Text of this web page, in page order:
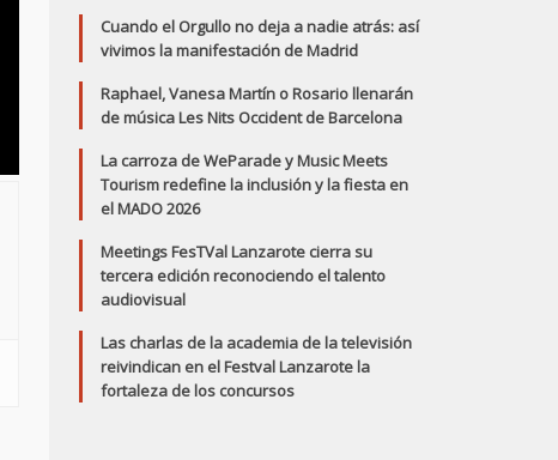
Cuando el Orgullo no deja a nadie atrás: así
vivimos la manifestación de Madrid
Raphael, Vanesa Martín o Rosario llenarán
de música Les Nits Occident de Barcelona
La carroza de WeParade y Music Meets
Tourism redefine la inclusión y la fiesta en
el MADO 2026
Meetings FesTVal Lanzarote cierra su
tercera edición reconociendo el talento
audiovisual
Las charlas de la academia de la televisión
reivindican en el Festval Lanzarote la
fortaleza de los concursos